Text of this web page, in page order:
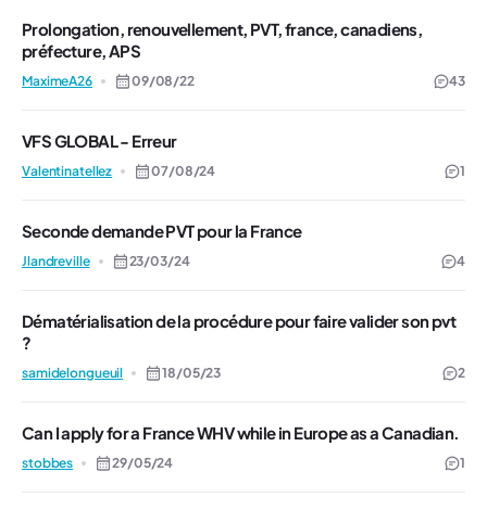
Prolongation, renouvellement, PVT, france, canadiens,
préfecture, APS
MaximeA26 09/08/22 43
VFS GLOBAL - Erreur
Valentinatellez 07/08/24 1
Seconde demande PVT pour la France
Jlandreville 23/03/24 4
Dématérialisation de la procédure pour faire valider son pvt
?
samidelongueuil 18/05/23 2
Can I apply for a France WHV while in Europe as a Canadian.
stobbes 29/05/24 1